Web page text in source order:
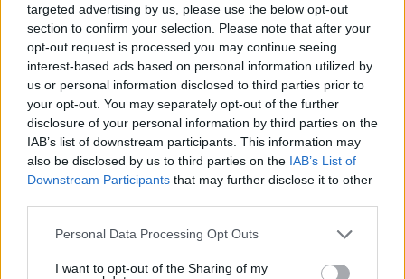
targeted advertising by us, please use the below opt-out
section to confirm your selection. Please note that after your
opt-out request is processed you may continue seeing
interest-based ads based on personal information utilized by
us or personal information disclosed to third parties prior to
your opt-out. You may separately opt-out of the further
disclosure of your personal information by third parties on the
IAB’s list of downstream participants. This information may
also be disclosed by us to third parties on the IAB’s List of
Downstream Participants that may further disclose it to other
Please note that this website/app uses one or more Google
not limited to your visit or usage behaviour. You may click to
Personal Data Processing Opt Outs
I want to opt-out of the Sharing of my
Στα άκρα η διαμάχη Μασκ και Στιβ Μπάνον: «Είναι
διαμάχη του με τον Έλον Μασκ, να αφαιρέσει τον
έλεγχο της SpaceX από τον Μασκ
06.06.2025, 23:51 4